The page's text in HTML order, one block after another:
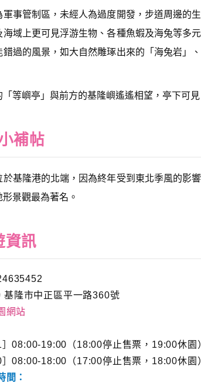
軍事管制區，未經人為過度開發，步道周邊的
域上更可見浮游生物、各種魚蝦及海兔等多
錯過的風景，如大自然雕琢出來的「海兔岩」
等嶼亭」與前方的基隆嶼遙遙相望，亭下可
補帖
於基隆港的北端，因為終年受到東北季風的影
景觀最為著名。
資訊
基隆市中正區平一路360號
網站
］08:00-19:00（18:00停止售票，19:00休園
］08:00-18:00（17:00停止售票，18:00休園
間：